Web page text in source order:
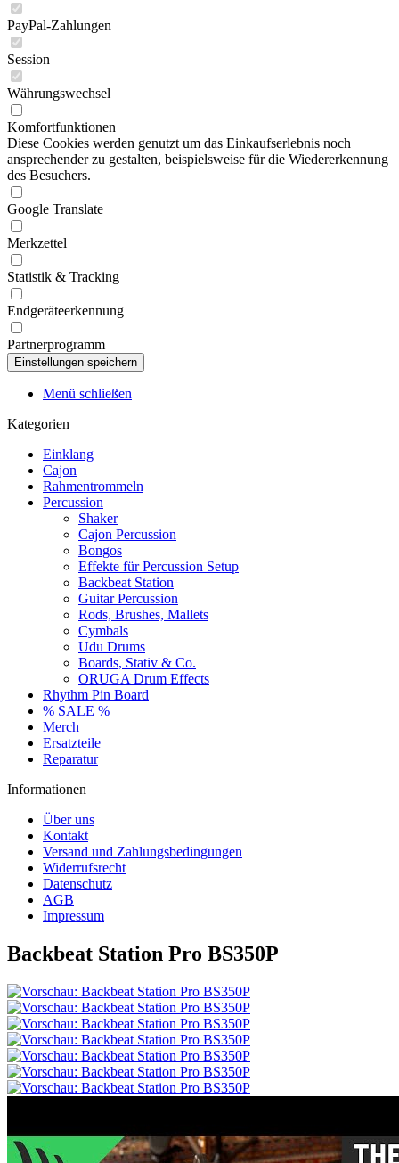
PayPal-Zahlungen
Session
Währungswechsel
Komfortfunktionen
Diese Cookies werden genutzt um das Einkaufserlebnis noch
ansprechender zu gestalten, beispielsweise für die Wiedererkennung
des Besuchers.
Google Translate
Merkzettel
Statistik & Tracking
Endgeräteerkennung
Partnerprogramm
Menü schließen
Kategorien
Einklang
Cajon
Rahmentrommeln
Percussion
Shaker
Cajon Percussion
Bongos
Effekte für Percussion Setup
Backbeat Station
Guitar Percussion
Rods, Brushes, Mallets
Cymbals
Udu Drums
Boards, Stativ & Co.
ORUGA Drum Effects
Rhythm Pin Board
% SALE %
Merch
Ersatzteile
Reparatur
Informationen
Über uns
Kontakt
Versand und Zahlungsbedingungen
Widerrufsrecht
Datenschutz
AGB
Impressum
Backbeat Station Pro BS350P